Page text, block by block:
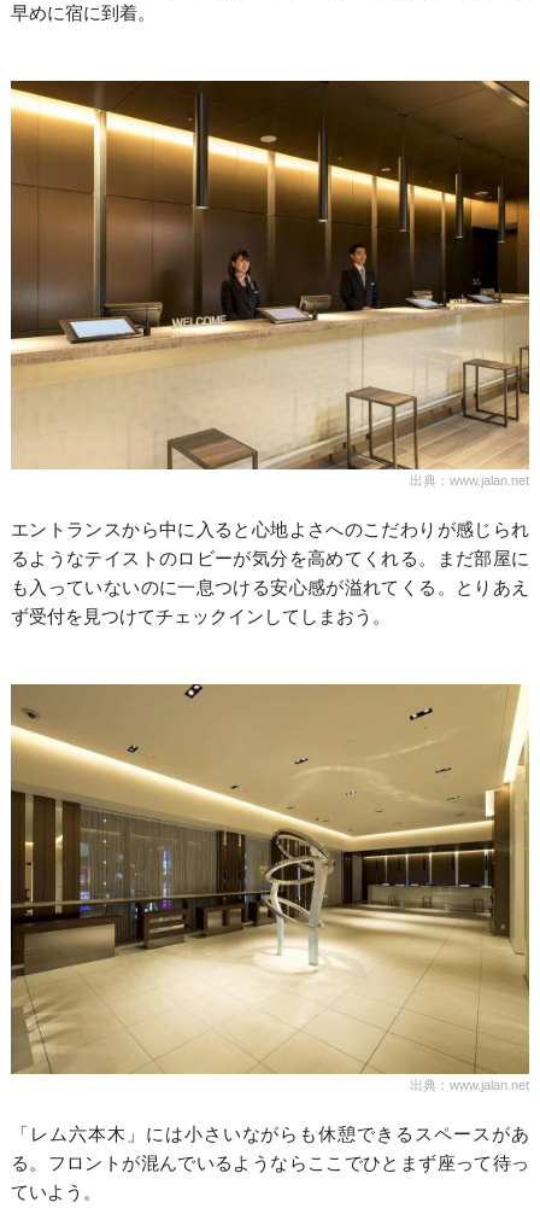
早めに宿に到着。
出典：www.jalan.net
エントランスから中に入ると心地よさへのこだわりが感じられ
るようなテイストのロビーが気分を高めてくれる。まだ部屋に
も入っていないのに一息つける安心感が溢れてくる。とりあえ
ず受付を見つけてチェックインしてしまおう。
出典：www.jalan.net
「レム六本木」には小さいながらも休憩できるスペースがあ
る。フロントが混んでいるようならここでひとまず座って待っ
ていよう。